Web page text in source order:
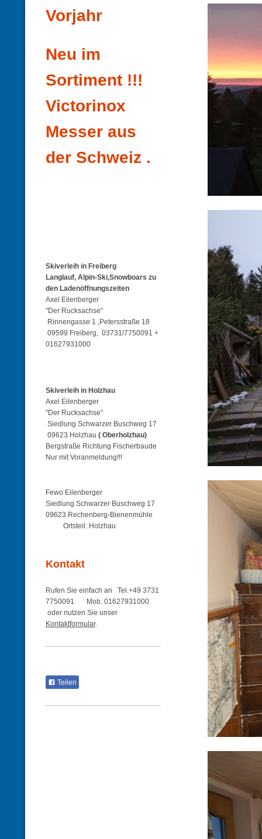
Vorjahr
Neu im
Sortiment !!!
Victorinox
Messer aus
der Schweiz .
Skiverleih in Freiberg
Langlauf, Alpin-Ski,Snowboars zu
den Ladenöffnungszeiten
Axel Eilenberger
"Der Rucksachse"
Rinnengasse 1 ,Petersstraße 18
09599 Freiberg, 03731/7750091 +
01627931000
Skiverleih in Holzhau
Axel Eilenberger
"Der Rucksachse"
Siedlung Schwarzer Buschweg 17
09623 Holzhau ( Oberholzhau)
Bergstraße Richtung Fischerbaude
Nur mit Voranmeldung!!!
Fewo Eilenberger
Siedlung Schwarzer Buschweg 17
09623 Rechenberg-Bienenmühle
Ortsteil: Holzhau
Kontakt
Rufen Sie einfach an Tel.+49 3731
7750091 Mob. 01627931000
oder nutzen Sie unser
Kontaktformular.
Teilen